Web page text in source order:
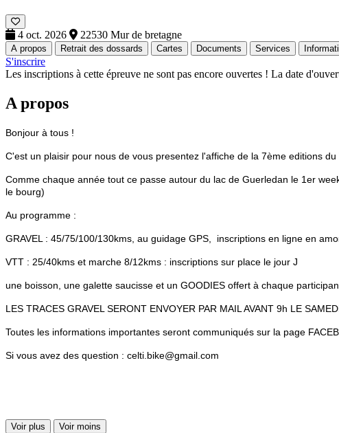
4 oct. 2026 22530 Mur de bretagne
A propos Retrait des dossards Cartes Documents Services
S'inscrire
Les inscriptions à cette épreuve ne sont pas encore ouvertes ! La date
A propos
Bonjour à tous !
C'est un plaisir pour nous de vous presentez l'affiche de la 7ème editions du
Comme chaque année tout ce passe autour du lac de Guerledan le 1er
le bourg)
Au programme :
GRAVEL : 45/75/100/130kms, au guidage GPS, inscriptions en ligne en
VTT : 25/40kms et marche 8/12kms : inscriptions sur place le jour J
une boisson, une galette saucisse et un GOODIES offert à chaque
LES TRACES GRAVEL SERONT ENVOYER PAR MAIL AVANT 9h LE
Toutes les informations importantes seront communiqués sur la page
Si vous avez des question : celti.bike@gmail.com
Voir plus Voir moins